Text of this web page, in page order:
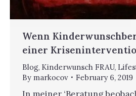
Wenn
einer
Blog, Kinderwunsch FRAU,
By markocov February 6, 2019